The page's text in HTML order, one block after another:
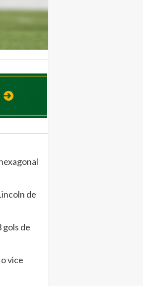
de
gols de
vice